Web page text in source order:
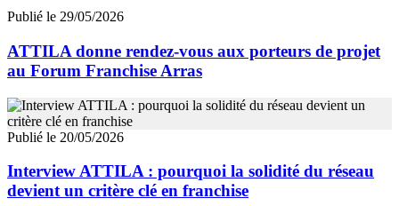
Publié le 29/05/2026
ATTILA donne rendez-vous aux porteurs de projet
au Forum Franchise Arras
Publié le 20/05/2026
Interview ATTILA : pourquoi la solidité du réseau
devient un critère clé en franchise